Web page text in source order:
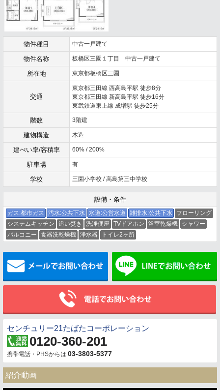
物件種目 中古一戸建て
物件名称 板橋区三園１丁目 中古一戸建て
所在地 東京都板橋区三園
交通
東京都三田線 西高島平駅 徒歩8分
東京都三田線 新高島平駅 徒歩16分
東武鉄道東上線 成増駅 徒歩25分
階数 3階建
建物構造 木造
建ぺい率/容積率 60% / 200%
駐車場 有
学校 三園小学校 / 高島第三中学校
設備・条件
ガス:都市ガス 汚水:公共下水 水道:公営水道 雑排水:公共下水
フローリング
システムキッチン
追い焚き 洗浄便座 TVドアホン 浴室乾燥機
シャワー
バルコニー
食器洗乾燥機 浄水器 トイレ2ヶ所
メールでお問い合わせ
センチュリー21たばたコーポレーション
0120-360-201
携帯電話・PHSからは 03-3803-5377
紹介動画